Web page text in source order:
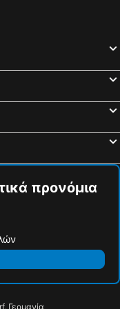
Νότιο Αιγαίο Ξενοδοχεία
προνόμια
Γερμανία